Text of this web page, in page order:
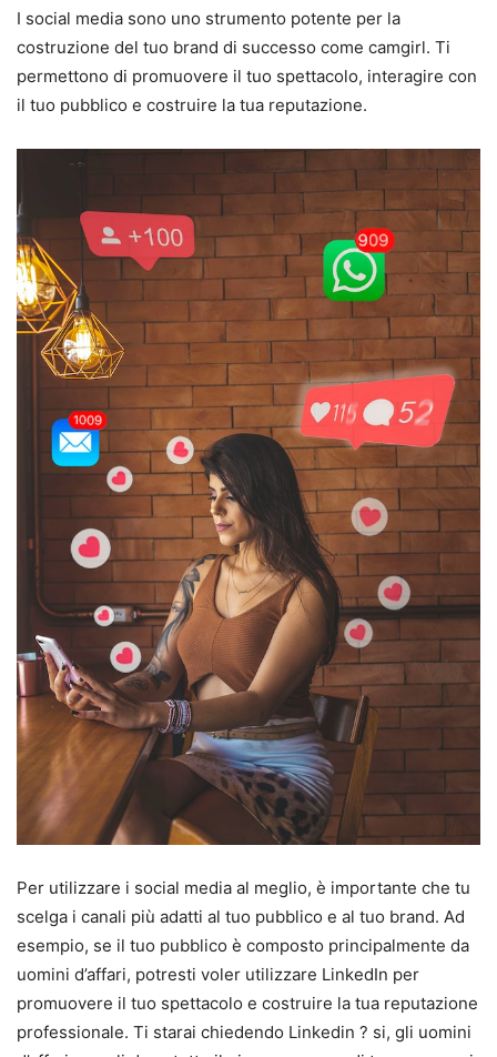
I social media sono uno strumento potente per la
costruzione del tuo brand di successo come camgirl. Ti
permettono di promuovere il tuo spettacolo, interagire con
il tuo pubblico e costruire la tua reputazione.
Per utilizzare i social media al meglio, è importante che tu
scelga i canali più adatti al tuo pubblico e al tuo brand. Ad
esempio, se il tuo pubblico è composto principalmente da
uomini d’affari, potresti voler utilizzare LinkedIn per
promuovere il tuo spettacolo e costruire la tua reputazione
professionale. Ti starai chiedendo Linkedin ? si, gli uomini